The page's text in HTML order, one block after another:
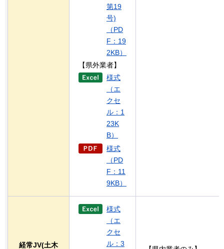
第19
号)
（PD
F：19
2KB）
【県外業者】
様式
（エ
クセ
ル：1
23K
B）
様式
（PD
F：11
9KB）
経常JV(土木
様式
（エ
クセ
ル：3